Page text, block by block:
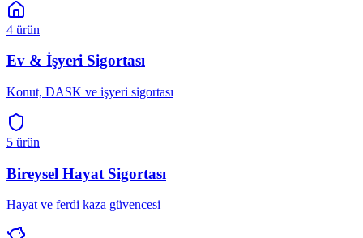
4 ürün
Ev & İşyeri Sigortası
Konut, DASK ve işyeri sigortası
5 ürün
Bireysel Hayat Sigortası
Hayat ve ferdi kaza güvencesi